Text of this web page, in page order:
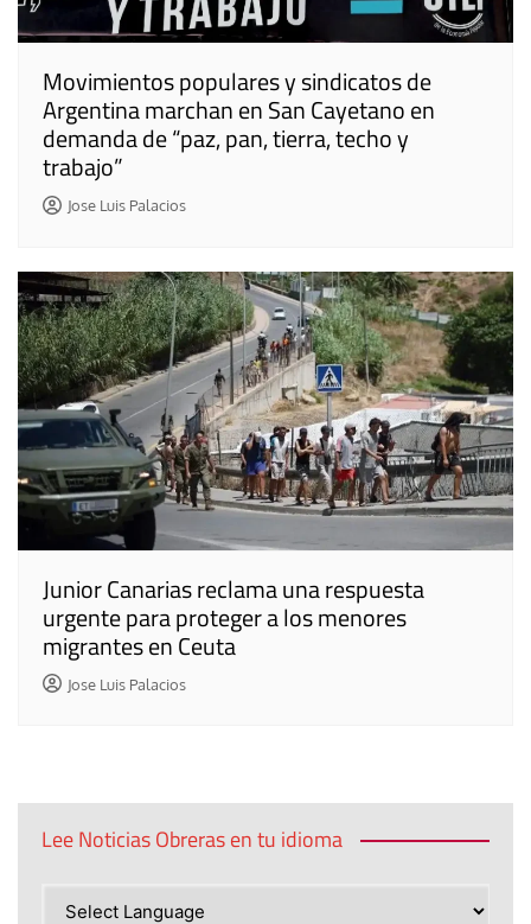
Movimientos populares y sindicatos de
Argentina marchan en San Cayetano en
demanda de “paz, pan, tierra, techo y
trabajo”
Jose Luis Palacios
Junior Canarias reclama una respuesta
urgente para proteger a los menores
migrantes en Ceuta
Jose Luis Palacios
Lee Noticias Obreras en tu idioma